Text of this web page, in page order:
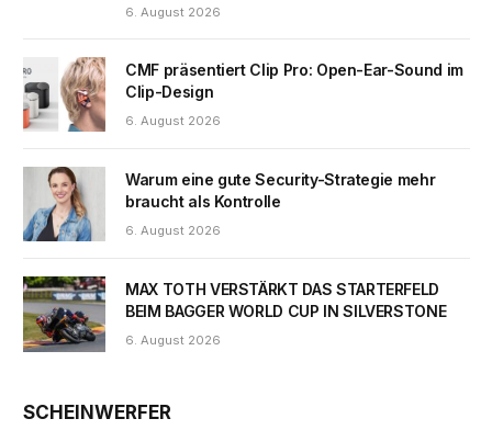
6. August 2026
CMF präsentiert Clip Pro: Open-Ear-Sound im
Clip-Design
6. August 2026
Warum eine gute Security-Strategie mehr
braucht als Kontrolle
6. August 2026
MAX TOTH VERSTÄRKT DAS STARTERFELD
BEIM BAGGER WORLD CUP IN SILVERSTONE
6. August 2026
SCHEINWERFER